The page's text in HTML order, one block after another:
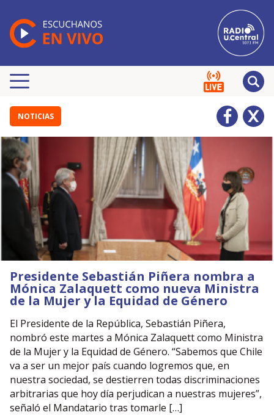
NOTICIAS
Presidente Sebastián Piñera nombra a
Mónica Zalaquett como nueva Ministra
de la Mujer y la Equidad de Género
El Presidente de la República, Sebastián Piñera,
nombró este martes a Mónica Zalaquett como Ministra
de la Mujer y la Equidad de Género. “Sabemos que Chile
va a ser un mejor país cuando logremos que, en
nuestra sociedad, se destierren todas discriminaciones
arbitrarias que hoy día perjudican a nuestras mujeres”,
señaló el Mandatario tras tomarle […]